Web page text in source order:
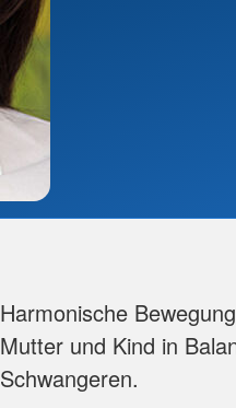
Harmonische
Mutter und Kind in
Schwangeren.